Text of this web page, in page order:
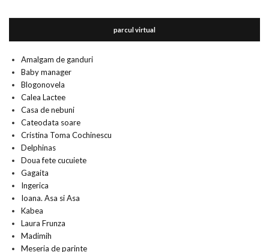
parcul virtual
Amalgam de ganduri
Baby manager
Blogonovela
Calea Lactee
Casa de nebuni
Cateodata soare
Cristina Toma Cochinescu
Delphinas
Doua fete cucuiete
Gagaita
Ingerica
Ioana. Asa si Asa
Kabea
Laura Frunza
Madimih
Meseria de parinte